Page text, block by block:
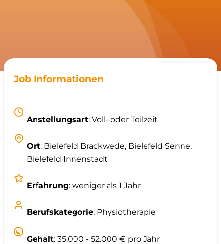
Job Informationen
Anstellungsart: Voll- oder Teilzeit
Ort: Bielefeld Brackwede, Bielefeld Senne,
Bielefeld Innenstadt
Erfahrung: weniger als 1 Jahr
Berufskategorie: Physiotherapie
Gehalt: 35.000 - 52.000 € pro Jahr